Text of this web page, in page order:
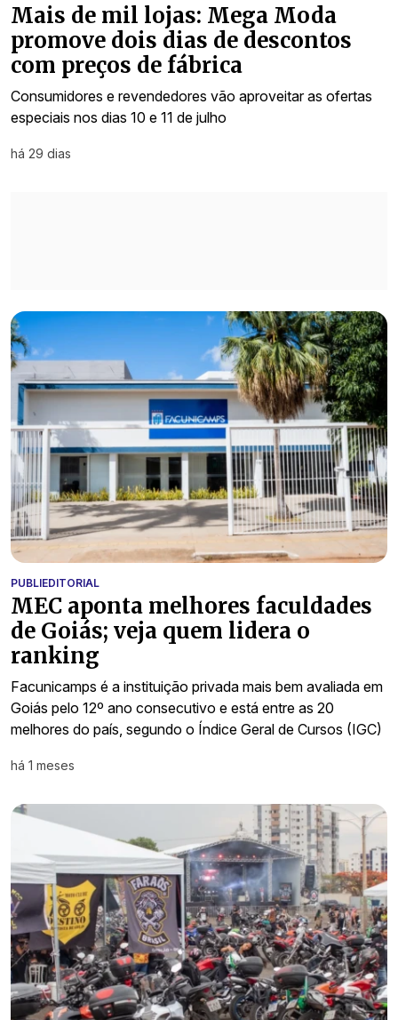
Mais de mil lojas: Mega Moda
promove dois dias de descontos
com preços de fábrica
Consumidores e revendedores vão aproveitar as ofertas
especiais nos dias 10 e 11 de julho
há 29 dias
PUBLIEDITORIAL
MEC aponta melhores faculdades
de Goiás; veja quem lidera o
ranking
Facunicamps é a instituição privada mais bem avaliada em
Goiás pelo 12º ano consecutivo e está entre as 20
melhores do país, segundo o Índice Geral de Cursos (IGC)
há 1 meses